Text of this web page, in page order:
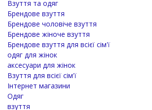
Взуття та одяг
Брендове взуття
Брендове чоловіче взуття
Брендове жіноче взуття
Брендове взуття для всієї сім'ї
одяг для жінок
аксесуари для жінок
Взуття для всієї сім'ї
Інтернет магазини
Одяг
взуття